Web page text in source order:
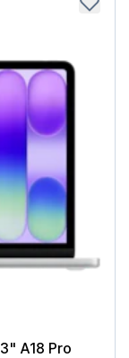
A18 Pro